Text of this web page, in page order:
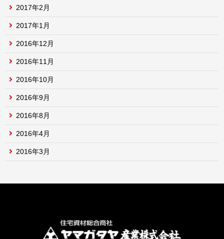
2017年2月
2017年1月
2016年12月
2016年11月
2016年10月
2016年9月
2016年8月
2016年4月
2016年3月